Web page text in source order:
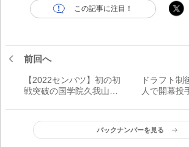
この記事に注目！
前回へ
【2022センバツ】初の初
戦突破の国学院久我山高
に対する考え方が変わっ
た」
ドラフト制
人で開幕投
まい」【プ
し録】
バックナンバーを見る